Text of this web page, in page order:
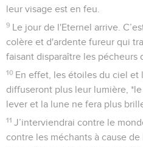
leur visage est en feu.
9 Le jour de l'Eternel arrive.
colère et d'ardente fureur qui
faisant disparaître les pécheurs
10 En effet, les étoiles du ciel et
diffuseront plus leur lumière,
lever et la lune ne fera plus
11 J’interviendrai contre le
contre les méchants à cause